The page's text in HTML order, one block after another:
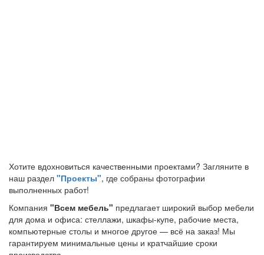
Хотите вдохновиться качественными проектами? Загляните в
наш раздел "Проекты", где собраны фотографии
выполненных работ!
Компания "Всем мебель" предлагает широкий выбор мебели
для дома и офиса: стеллажи, шкафы-купе, рабочие места,
компьютерные столы и многое другое — всё на заказ! Мы
гарантируем минимальные цены и кратчайшие сроки